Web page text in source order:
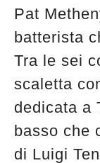
Pat
batterista
Tra le sei
scaletta
dedicata a
basso che
di Luigi